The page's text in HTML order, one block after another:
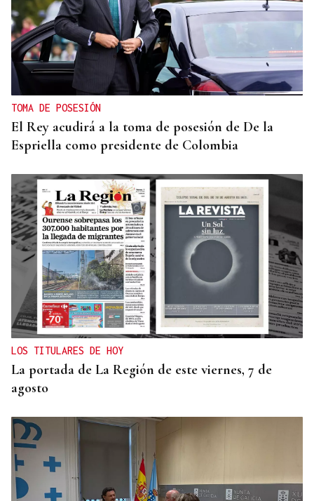
TOMA DE POSESIÓN
El Rey acudirá a la toma de posesión de De la
Espriella como presidente de Colombia
LOS TITULARES DE HOY
La portada de La Región de este viernes, 7 de
agosto